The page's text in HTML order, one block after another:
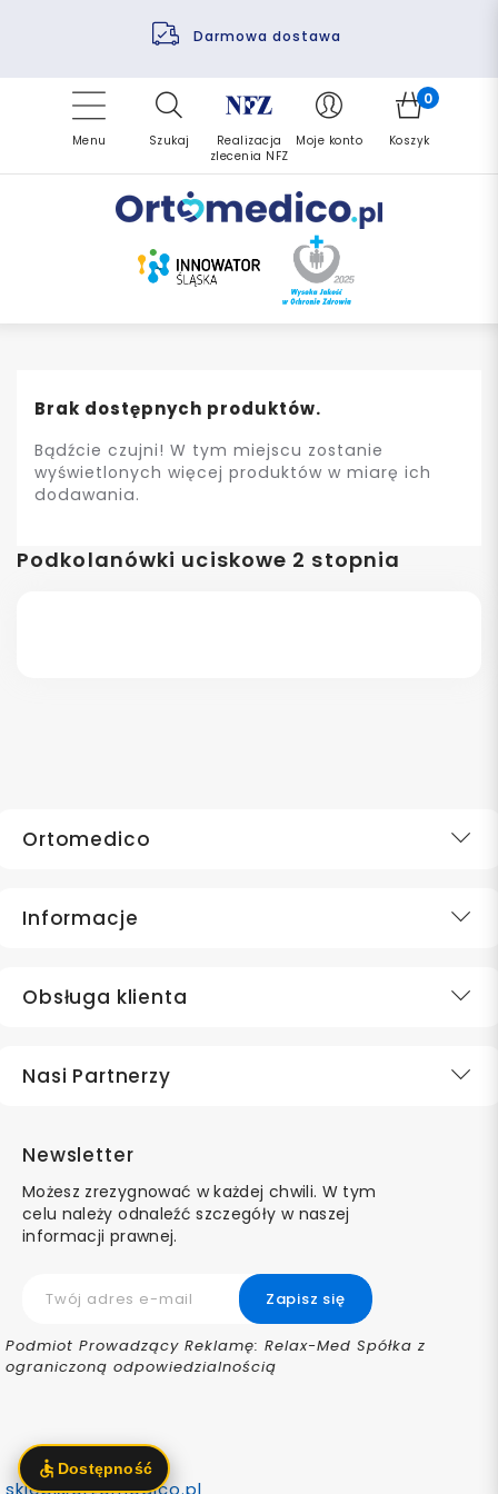
Darmowa dostawa
Pomoc fizjoterapeuty
Finansowanie PFRON
Refundacja NFZ
Zrealizuj zlecenie ponownie
Menu Szukaj
Realizacja
zlecenia NFZ
Moje konto
0
Koszyk
Podkolanówki uciskowe 2 stopnia
Brak dostępnych produktów.
Bądźcie czujni! W tym miejscu zostanie
wyświetlonych więcej produktów w miarę ich
dodawania.
Ortomedico
Informacje
Obsługa klienta
Nasi Partnerzy
Newsletter
Możesz zrezygnować w każdej chwili. W tym
celu należy odnaleźć szczegóły w naszej
informacji prawnej.
Podmiot Prowadzący Reklamę: Relax-Med Spółka z
ograniczoną odpowiedzialnością
sklep@ortomedico.pl